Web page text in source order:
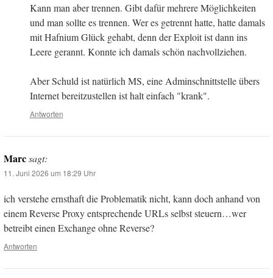
Kann man aber trennen. Gibt dafür mehrere Möglichkeiten
und man sollte es trennen. Wer es getrennt hatte, hatte damals
mit Hafnium Glück gehabt, denn der Exploit ist dann ins
Leere gerannt. Konnte ich damals schön nachvollziehen.
Aber Schuld ist natürlich MS, eine Adminschnittstelle übers
Internet bereitzustellen ist halt einfach "krank".
Antworten
Marcsagt:
11. Juni 2026 um 18:29 Uhr
ich verstehe ernsthaft die Problematik nicht, kann doch anhand von
einem Reverse Proxy entsprechende URLs selbst steuern…wer
betreibt einen Exchange ohne Reverse?
Antworten